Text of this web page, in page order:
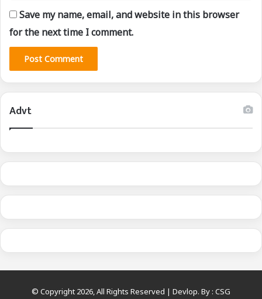
Save my name, email, and website in this browser
for the next time I comment.
Advt
© Copyright 2026, All Rights Reserved | Devlop. By : CSG